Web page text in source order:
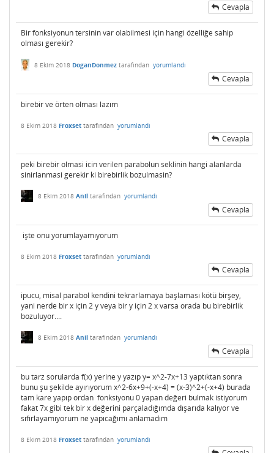
Cevapla
Bir fonksiyonun tersinin var olabilmesi için hangi özelliğe sahip
olması gerekir?
8 Ekim 2018 DoganDonmez tarafından yorumlandı
Cevapla
birebir ve örten olması lazım
8 Ekim 2018 Froxset tarafından yorumlandı
Cevapla
peki birebir olmasi icin verilen parabolun seklinin hangi alanlarda
sinirlanmasi gerekir ki birebirlik bozulmasin?
8 Ekim 2018 Anil tarafından yorumlandı
Cevapla
işte onu yorumlayamıyorum
8 Ekim 2018 Froxset tarafından yorumlandı
Cevapla
ipucu, misal parabol kendini tekrarlamaya başlaması kötü birşey,
yani nerde bir x için 2 y veya bir y için 2 x varsa orada bu birebirlik
bozuluyor....
8 Ekim 2018 Anil tarafından yorumlandı
Cevapla
bu tarz sorularda f(x) yerine y yazıp y= x^2-7x+13 yaptıktan sonra
bunu şu şekilde ayırıyorum x^2-6x+9+(-x+4) = (x-3)^2+(-x+4) burada
tam kare yapıp ordan fonksiyonu 0 yapan değeri bulmak istiyorum
fakat 7x gibi tek bir x değerini parçaladığımda dışarıda kalıyor ve
sıfırlayamıyorum ne yapıcağımı anlamadım
8 Ekim 2018 Froxset tarafından yorumlandı